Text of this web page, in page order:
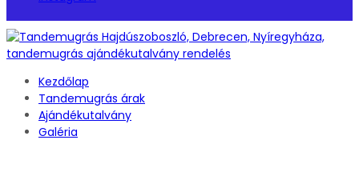
Kezdőlap
Tandemugrás árak
Ajándékutalvány
Galéria